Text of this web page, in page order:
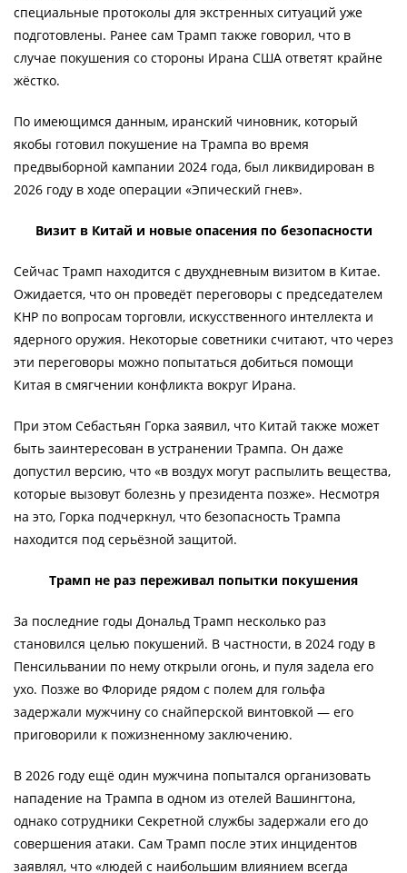
специальные протоколы для экстренных ситуаций уже
подготовлены. Ранее сам Трамп также говорил, что в
случае покушения со стороны Ирана США ответят крайне
жёстко.
По имеющимся данным, иранский чиновник, который
якобы готовил покушение на Трампа во время
предвыборной кампании 2024 года, был ликвидирован в
2026 году в ходе операции «Эпический гнев».
Визит в Китай и новые опасения по безопасности
Сейчас Трамп находится с двухдневным визитом в Китае.
Ожидается, что он проведёт переговоры с председателем
КНР по вопросам торговли, искусственного интеллекта и
ядерного оружия. Некоторые советники считают, что через
эти переговоры можно попытаться добиться помощи
Китая в смягчении конфликта вокруг Ирана.
При этом Себастьян Горка заявил, что Китай также может
быть заинтересован в устранении Трампа. Он даже
допустил версию, что «в воздух могут распылить вещества,
которые вызовут болезнь у президента позже». Несмотря
на это, Горка подчеркнул, что безопасность Трампа
находится под серьёзной защитой.
Трамп не раз переживал попытки покушения
За последние годы Дональд Трамп несколько раз
становился целью покушений. В частности, в 2024 году в
Пенсильвании по нему открыли огонь, и пуля задела его
ухо. Позже во Флориде рядом с полем для гольфа
задержали мужчину со снайперской винтовкой — его
приговорили к пожизненному заключению.
В 2026 году ещё один мужчина попытался организовать
нападение на Трампа в одном из отелей Вашингтона,
однако сотрудники Секретной службы задержали его до
совершения атаки. Сам Трамп после этих инцидентов
заявлял, что «людей с наибольшим влиянием всегда